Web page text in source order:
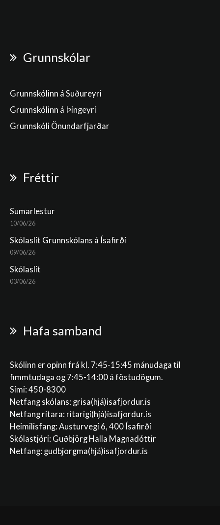
Grunnskólar
Grunnskólinn á Suðureyri
Grunnskólinn á Þingeyri
Grunnskóli Önundarfjarðar
Fréttir
Sumarlestur
10/06/26
Skólaslit Grunnskólans á Ísafirði
09/06/26
Skólaslit
03/06/26
Hafa samband
Skólinn er opinn frá kl. 7:45-15:45 mánudaga til
fimmtudaga og 7:45-14:00 á föstudögum.
Sími: 450-8300
Netfang skólans: grisa(hjá)isafjordur.is
Netfang ritara: ritarigi(hjá)isafjordur.is
Heimilisfang: Austurvegi 6, 400 Ísafirði
Skólastjóri: Guðbjörg Halla Magnadóttir
Netfang: gudbjorgma(hjá)isafjordur.is